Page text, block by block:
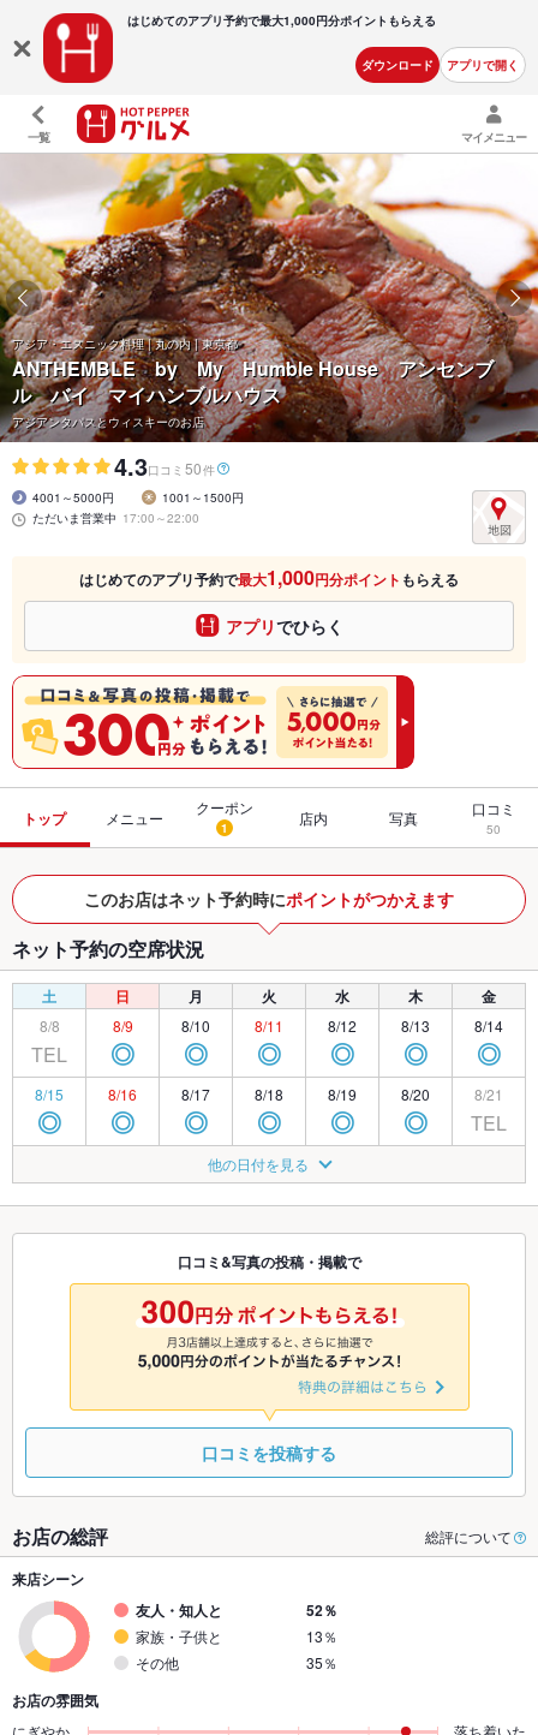
はじめてのアプリ予約で最大1,000円分ポイントもらえる
ダウンロード アプリで開く
一覧 マイメニュー
アジア・エスニック料理 | 丸の内 | 東京都
ANTHEMBLE by My Humble House アンセンブ
ル バイ マイハンブルハウス
アジアンタパスとウィスキーのお店
4.3口コミ 50件
4001～5000円
1001～1500円
ただいま営業中 17:00～22:00
はじめてのアプリ予約で最大1,000円分ポイント もらえる
アプリでひらく
トップ メニュー
クーポン
1 店内 写真 口コミ
50
このお店はネット予約時にポイントがつかえます
ネット予約の空席状況
土 日 月 火 水 木 金
8/8
TEL
8/9
◎
8/10
◎
8/11
◎
8/12
◎
8/13
◎
8/14
◎
8/15
◎
8/16
◎
8/17
◎
8/18
◎
8/19
◎
8/20
◎
8/21
TEL
◎ ◎
8/24
◎
8/25
◎
8/26
◎ ◎ ◎
8/29 8/30 8/31
◎
9/1
◎
9/2
◎
9/3 9/4
TEL
9/7
◎ ◎ TEL TEL
他の日付を見る
口コミ&写真の投稿・掲載で
口コミを投稿する
お店の総評 総評について
来店シーン
友人・知人と
52％
家族・子供と
13％
その他
35％
お店の雰囲気
にぎやか
落ち着いた